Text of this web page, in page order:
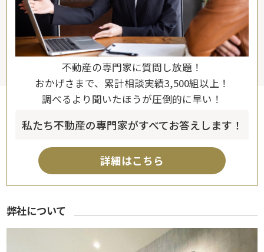
不動産の専門家に質問し放題！
おかげさまで、累計相談実績3,500組以上！
調べるより聞いたほうが圧倒的に早い！
私たち不動産の専門家がすべてお答えします！
詳細はこちら
弊社について